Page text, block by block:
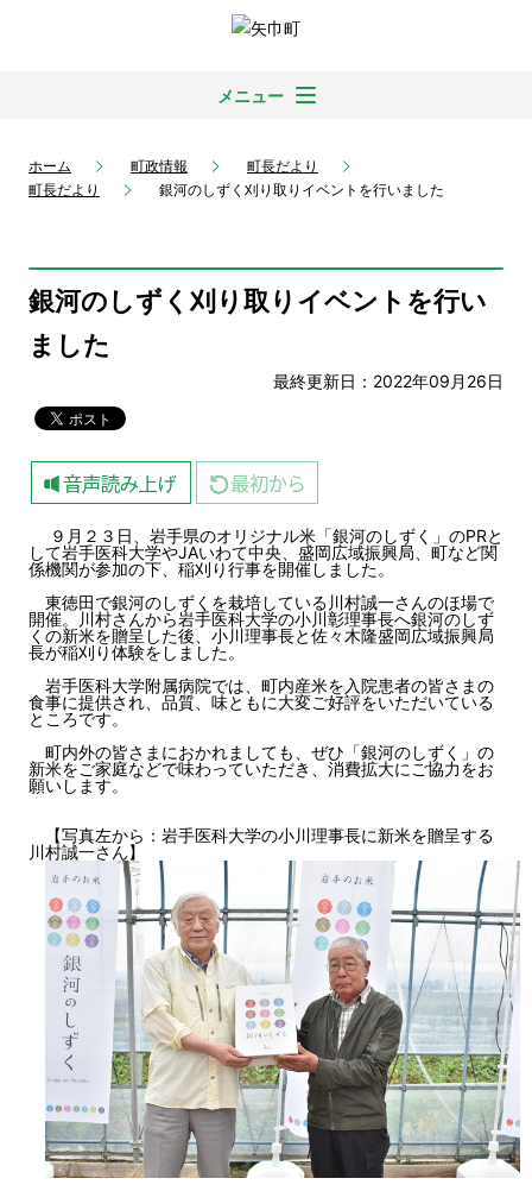
メニュー
ホーム 町政情報
町長だより
町長だより
銀河のしずく刈り取りイベントを行いました
銀河のしずく刈り取りイベントを行い
ました
最終更新日：2022年09月26日
９月２３日、岩手県のオリジナル米「銀河のしずく」のPRと
して岩手医科大学やJAいわて中央、盛岡広域振興局、町など関
係機関が参加の下、稲刈り行事を開催しました。
東徳田で銀河のしずくを栽培している川村誠一さんのほ場で
開催。川村さんから岩手医科大学の小川彰理事長へ銀河のしず
くの新米を贈呈した後、小川理事長と佐々木隆盛岡広域振興局
長が稲刈り体験をしました。
岩手医科大学附属病院では、町内産米を入院患者の皆さまの
食事に提供され、品質、味ともに大変ご好評をいただいている
ところです。
町内外の皆さまにおかれましても、ぜひ「銀河のしずく」の
新米をご家庭などで味わっていただき、消費拡大にご協力をお
願いします。
【写真左から：岩手医科大学の小川理事長に新米を贈呈する
川村誠一さん】